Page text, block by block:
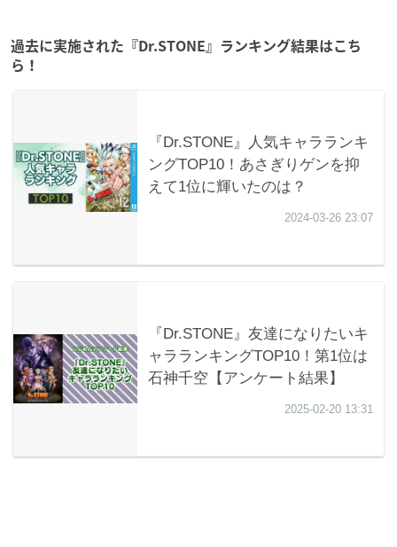
過去に実施された『Dr.STONE』ランキング結果はこち
ら！